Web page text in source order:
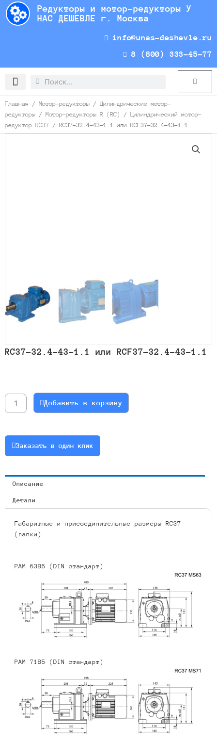
Перейти
содержимому
Редукторы и мотор-редукторы У
НАС ДЕШЕВЛЕ г. Москва
info@unas-deshevle.ru
8 (800) 333-45-77
Search
Search Cart
Главная / Мотор-редукторы / Цилиндрические мотор-
редукторы / Мотор-редукторы R (RC) / Цилиндрический мотор-
редуктор RC37 / RC37-32.4-43-1.1 или RCF37-32.4-43-1.1
RC37-32.4-43-1.1 или RCF37-32.4-43-1.1
RC37-
32.4-
или
RCF37-
43-
1.1
Добавить в корзину
Заказать в один клик
Описание
Детали
Габаритные и присоединительные размеры RC37
(лапки)
PAM 63B5 (DIN стандарт)
PAM 71B5 (DIN стандарт)